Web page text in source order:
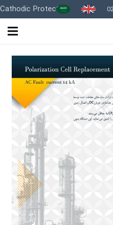
Cathodic Protection